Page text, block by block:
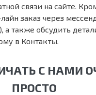
связи на сайте.
заказ через
а также обсудить
в Контакты.
С НАМИ
ПРОСТО